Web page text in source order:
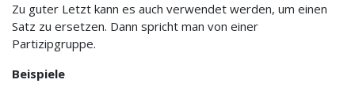
Zu guter Letzt kann es auch verwendet werden, um einen
Satz zu ersetzen. Dann spricht man von einer
Partizipgruppe.
Beispiele